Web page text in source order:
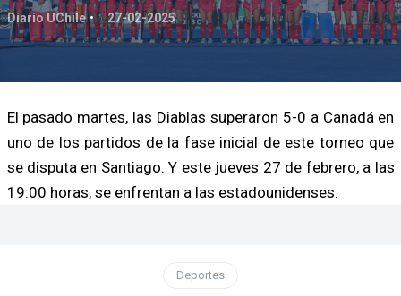
Diario UChile 27-02-2025
El pasado martes, las Diablas superaron 5-0 a Canadá en
uno de los partidos de la fase inicial de este torneo que
se disputa en Santiago. Y este jueves 27 de febrero, a las
19:00 horas, se enfrentan a las estadounidenses.
Deportes